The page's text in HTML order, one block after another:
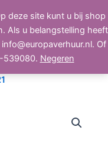
deze site kunt u bij shop
Als u belangstelling heeft
Of
539080. Negeren
speler